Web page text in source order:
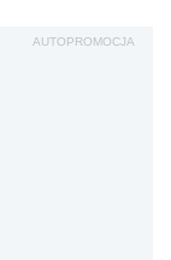
AUTOPROMOCJA